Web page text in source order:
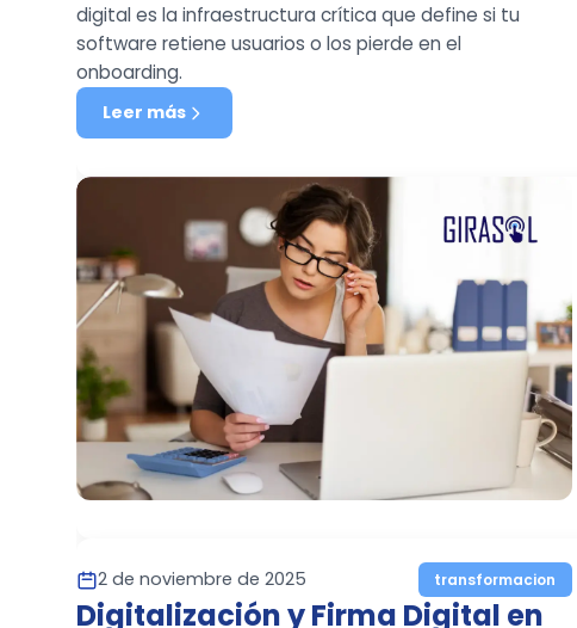
digital es la infraestructura crítica que define si tu
software retiene usuarios o los pierde en el
onboarding.
Leer más
2 de noviembre de 2025 transformacion
Digitalización y Firma Digital en